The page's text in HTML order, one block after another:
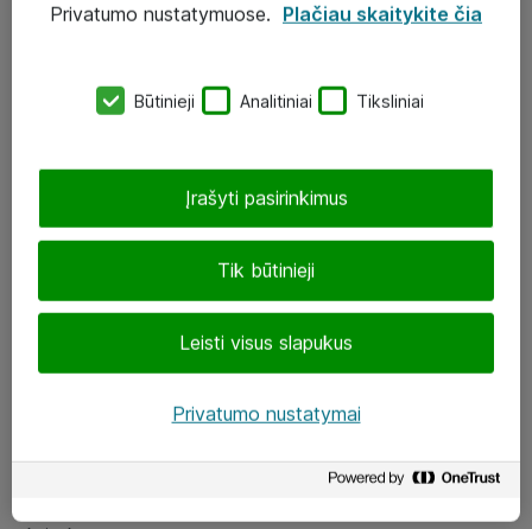
eShop@atea.lt
LinkedIn
Privatumo nustatymuose. Plačiau skaitykite čia
Būtinieji Analitiniai Tiksliniai
Tik būtinieji
Leisti visus slapukus
Įrašyti pasirinkimus
Privatumo nustatymai